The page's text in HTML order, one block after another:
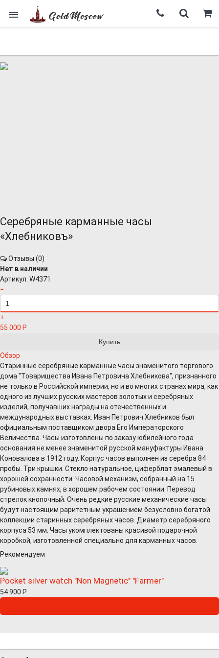
Серебряные карманные часы
«Хлебниковъ»
Отзывы (0)
Нет в наличии
Артикул: W4371
−
+
55 000 Р
Обзор
Старинные серебряные карманные часы знаменитого торгового
дома "Товарищества Ивана Петровича Хлебникова", признанного
не только в Российской империи, но и во многих странах мира, как
одного из лучших русских мастеров золотых и серебряных
изделий, получавших награды на отечественных и
международных выставках. Иван Петрович Хлебников был
официальным поставщиком двора Его Императорского
Величества. Часы изготовлены по заказу юбилейного года
основания не менее знаменитой русской мануфактуры Ивана
Коновалова в 1912 году. Корпус часов выполнен из серебра 84
пробы. Три крышки. Стекло натуральное, циферблат эмалевый в
хорошей сохранности. Часовой механизм, собранный на 15
рубиновых камнях, в хорошем рабочем состоянии. Перевод
стрелок кнопочный. Очень редкие русские механические часы
будут настоящим раритетным украшением безусловно богатой
коллекции старинных серебряных часов. Диаметр серебряного
корпуса 53 мм. Часы укомплектованы красивой подарочной
коробкой, изготовленной специально для карманных часов.
Рекомендуем
Pocket silver watch "Non Magnetic" "Farmer"
54 900 Р